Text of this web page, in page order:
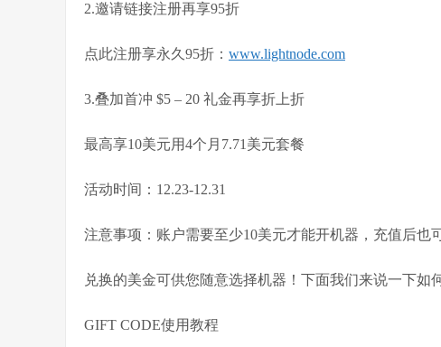
2.邀请链接注册再享95折
点此注册享永久95折： www.lightnode.com
3.叠加首冲 $5 – 20 礼金再享折上折
最高享10美元用4个月7.71美元套餐
活动时间：12.23-12.31
注意事项：账户需要至少10美元才能开机器，充值后也
兑换的美金可供您随意选择机器！下面我们来说一下如
GIFT CODE使用教程